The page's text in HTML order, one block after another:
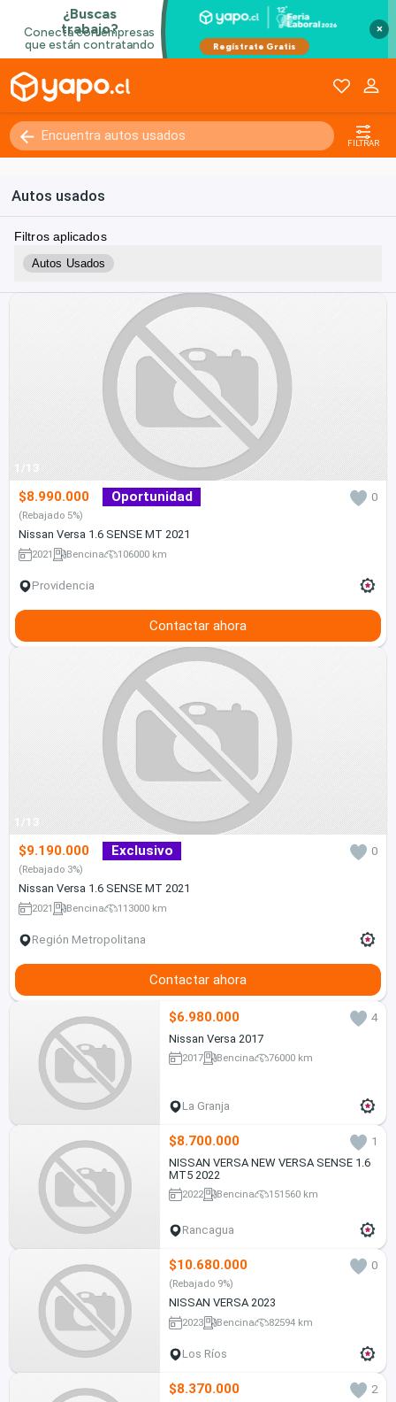
×
FILTRAR
Autos usados
Filtros aplicados
Autos Usados
1/13
$8.990.000 Oportunidad 0
(Rebajado 5%)
Nissan Versa 1.6 SENSE MT 2021
2021 Bencina 106000 km
Providencia
Contactar ahora
1/13
$9.190.000 Exclusivo 0
(Rebajado 3%)
Nissan Versa 1.6 SENSE MT 2021
2021 Bencina 113000 km
Región Metropolitana
Contactar ahora
$6.980.000
4
Nissan Versa 2017
2017 Bencina 76000 km
La Granja
$8.700.000
1
NISSAN VERSA NEW VERSA SENSE 1.6
MT5 2022
2022 Bencina 151560 km
Rancagua
$10.680.000 0
(Rebajado 9%)
NISSAN VERSA 2023
2023 Bencina 82594 km
Los Ríos
$8.370.000
2